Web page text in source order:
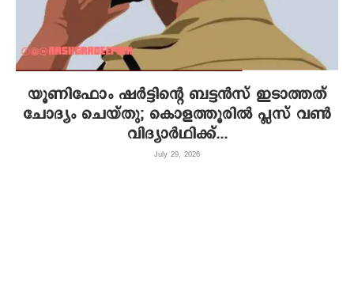
യൂണിഫോം ഷർട്ടിന്റെ ബട്ടൻസ് ഇടാത്തത്
ചോദ്യം ചെയ്തു; കൊളത്തൂരിൽ പ്ലസ് വൺ
വിദ്യാർഥിക്ക്...
July 29, 2026